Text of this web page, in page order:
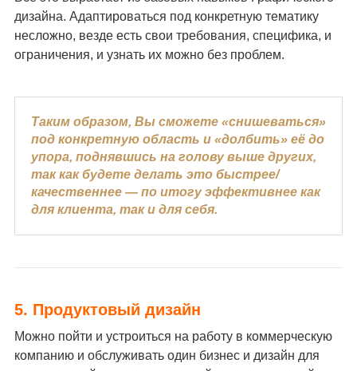
дизайна. Адаптироваться под конкретную тематику
несложно, везде есть свои требования, специфика, и
ограничения, и узнать их можно без проблем.
Таким образом, Вы сможете «снишеваться»
под конкретную область и «долбить» её до
упора, поднявшись на голову выше других,
так как будете делать это быстрее/
качественнее — по итогу эффективнее как
для клиента, так и для себя.
5. Продуктовый дизайн
Можно пойти и устроиться на работу в коммерческую
компанию и обслуживать один бизнес и дизайн для